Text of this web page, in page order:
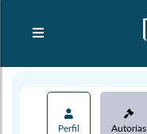
Perfil Autorías